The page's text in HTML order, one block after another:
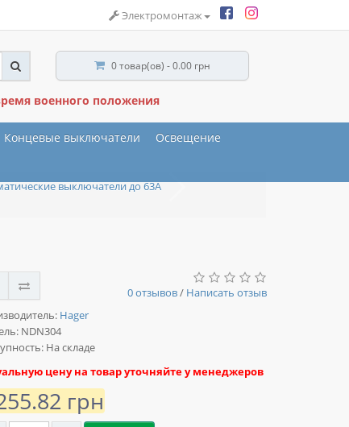
Электромонтаж
0 товар(ов) - 0.00 грн
военного положения
Концевые выключатели
Освещение
выключатели до 63А
0 отзывов/ Написать отзыв
Hager
NDN304
На складе
цену на товар уточняйте у менеджеров
грн